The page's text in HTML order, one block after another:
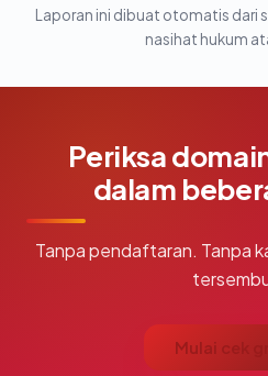
Laporan ini dibuat otomatis dari
nasihat hukum
Periksa
dalam
Tanpa pendaftaran. Tanpa
Mulai cek